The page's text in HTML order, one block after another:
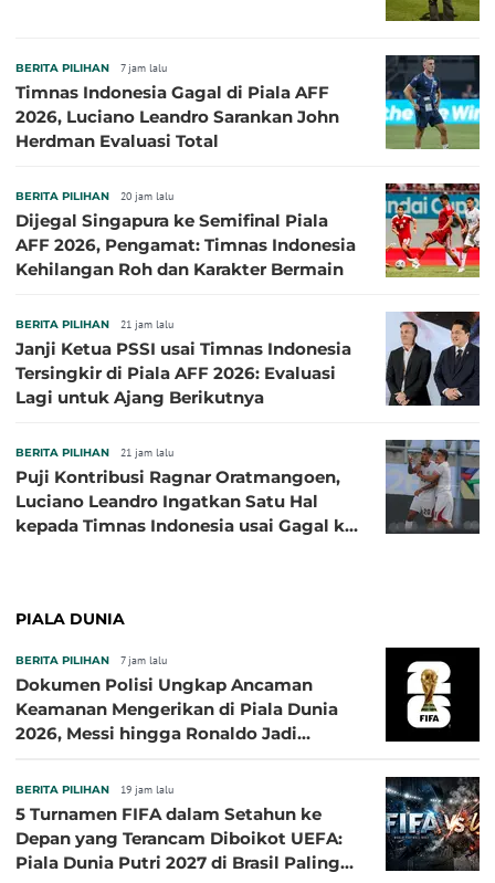
BERITA PILIHAN 7 jam lalu
Timnas Indonesia Gagal di Piala AFF
2026, Luciano Leandro Sarankan John
Herdman Evaluasi Total
BERITA PILIHAN 20 jam lalu
Dijegal Singapura ke Semifinal Piala
AFF 2026, Pengamat: Timnas Indonesia
Kehilangan Roh dan Karakter Bermain
BERITA PILIHAN 21 jam lalu
Janji Ketua PSSI usai Timnas Indonesia
Tersingkir di Piala AFF 2026: Evaluasi
Lagi untuk Ajang Berikutnya
BERITA PILIHAN 21 jam lalu
Puji Kontribusi Ragnar Oratmangoen,
Luciano Leandro Ingatkan Satu Hal
kepada Timnas Indonesia usai Gagal ke
PIALA DUNIA
BERITA PILIHAN 7 jam lalu
Dokumen Polisi Ungkap Ancaman
Keamanan Mengerikan di Piala Dunia
2026, Messi hingga Ronaldo Jadi
BERITA PILIHAN 19 jam lalu
5 Turnamen FIFA dalam Setahun ke
Depan yang Terancam Diboikot UEFA:
Piala Dunia Putri 2027 di Brasil Paling